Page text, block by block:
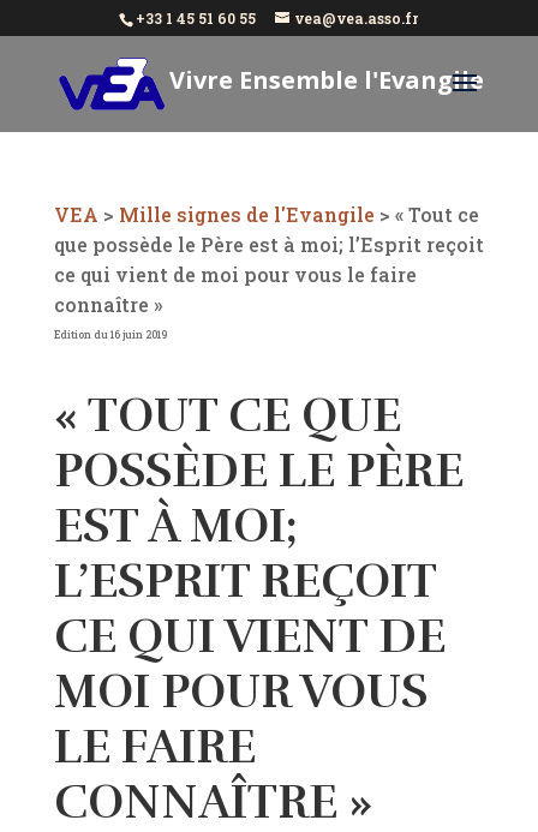
+33 1 45 51 60 55 vea@vea.asso.fr
Vivre Ensemble l'Evangile
VEA > Mille signes de l'Evangile > « Tout ce
que possède le Père est à moi; l’Esprit reçoit
ce qui vient de moi pour vous le faire
connaître »
Edition du 16 juin 2019
« TOUT CE QUE
POSSÈDE LE PÈRE
EST À MOI;
L’ESPRIT REÇOIT
CE QUI VIENT DE
MOI POUR VOUS
LE FAIRE
CONNAÎTRE »